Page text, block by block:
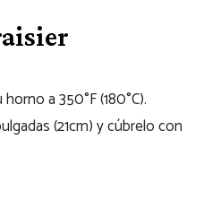
a 350°F (180°C).
(21cm) y cúbrelo con